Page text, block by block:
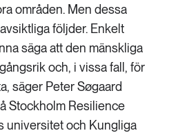
områden. Men dessa
följder. Enkelt
säga att den mänskliga
och, i vissa fall, för
säger Peter Søgaard
Stockholm Resilience
universitet och Kungliga